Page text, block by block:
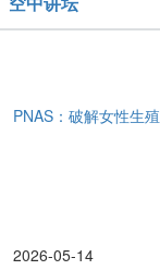
PNAS：破解女性生
2026-05-14